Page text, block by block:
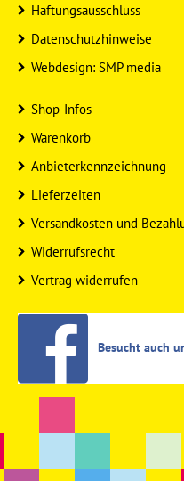
Haftungsausschluss
Datenschutzhinweise
Webdesign: SMP media
Shop-Infos
Warenkorb
Anbieterkennzeichnung
Lieferzeiten
Versandkosten und
Widerrufsrecht
Vertrag widerrufen
Besucht auch